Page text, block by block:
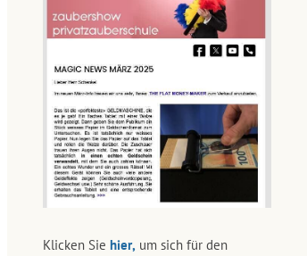
Klicken Sie hier, um sich für den